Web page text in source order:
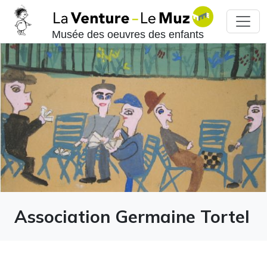
Musée des oeuvres des enfants
Association Germaine Tortel